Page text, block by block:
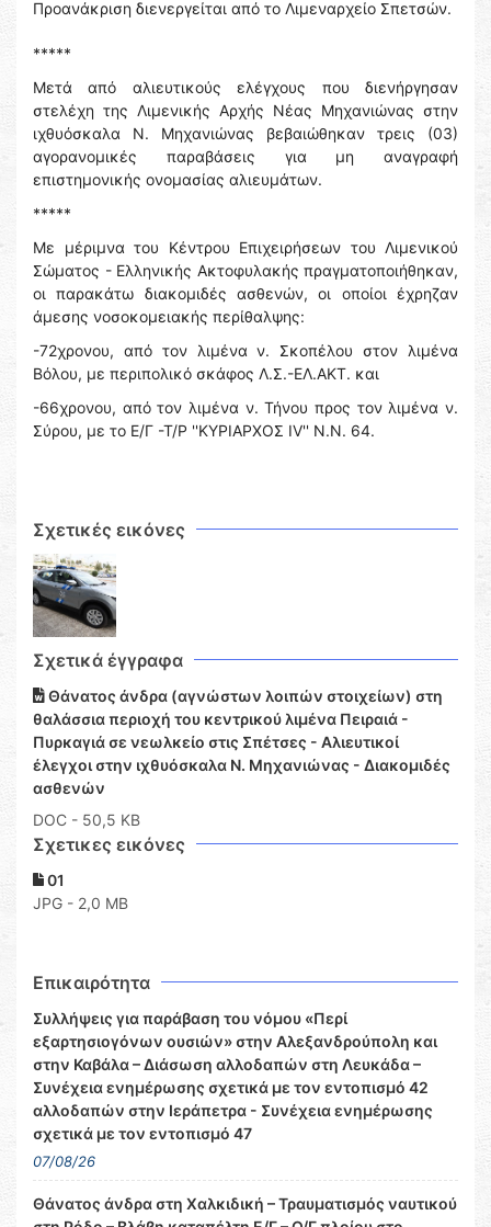
Προανάκριση διενεργείται από το Λιμεναρχείο Σπετσών.
*****
Μετά από αλιευτικούς ελέγχους που διενήργησαν
στελέχη της Λιμενικής Αρχής Νέας Μηχανιώνας στην
ιχθυόσκαλα Ν. Μηχανιώνας βεβαιώθηκαν τρεις (03)
αγορανομικές παραβάσεις για μη αναγραφή
επιστημονικής ονομασίας αλιευμάτων.
*****
Με μέριμνα του Κέντρου Επιχειρήσεων του Λιμενικού
Σώματος - Ελληνικής Ακτοφυλακής πραγματοποιήθηκαν,
οι παρακάτω διακομιδές ασθενών, οι οποίοι έχρηζαν
άμεσης νοσοκομειακής περίθαλψης:
-72χρονου, από τον λιμένα ν. Σκοπέλου στον λιμένα
Βόλου, με περιπολικό σκάφος Λ.Σ.-ΕΛ.ΑΚΤ. και
-66χρονου, από τον λιμένα ν. Τήνου προς τον λιμένα ν.
Σύρου, με το Ε/Γ -Τ/Ρ ''ΚΥΡΙΑΡΧΟΣ ΙV'' Ν.Ν. 64.
Σχετικές εικόνες
Σχετικά έγγραφα
Θάνατος άνδρα (αγνώστων λοιπών στοιχείων) στη
θαλάσσια περιοχή του κεντρικού λιμένα Πειραιά -
Πυρκαγιά σε νεωλκείο στις Σπέτσες - Αλιευτικοί
έλεγχοι στην ιχθυόσκαλα Ν. Μηχανιώνας - Διακομιδές
ασθενών
DOC - 50,5 KB
Σχετικες εικόνες
01
JPG - 2,0 MB
Επικαιρότητα
Συλλήψεις για παράβαση του νόμου «Περί
εξαρτησιογόνων ουσιών» στην Αλεξανδρούπολη και
στην Καβάλα – Διάσωση αλλοδαπών στη Λευκάδα –
Συνέχεια ενημέρωσης σχετικά με τον εντοπισμό 42
αλλοδαπών στην Ιεράπετρα - Συνέχεια ενημέρωσης
σχετικά με τον εντοπισμό 47
07/08/26
Θάνατος άνδρα στη Χαλκιδική – Τραυματισμός ναυτικού